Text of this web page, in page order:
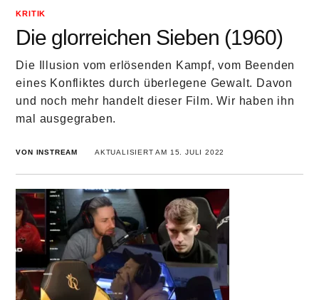
KRITIK
Die glorreichen Sieben (1960)
Die Illusion vom erlösenden Kampf, vom Beenden
eines Konfliktes durch überlegene Gewalt. Davon
und noch mehr handelt dieser Film. Wir haben ihn
mal ausgegraben.
VON INSTREAM AKTUALISIERT AM 15. JULI 2022